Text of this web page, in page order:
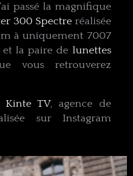
passé la magnifique
300 Spectreréalisée
à uniquement 7007
la paire de lunettes
vous retrouverez
Kinte TV, agence de
sur Instagram